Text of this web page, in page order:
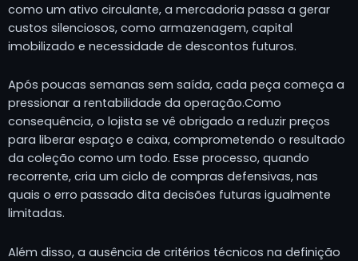
como um ativo circulante, a mercadoria passa a gerar
custos silenciosos, como armazenagem, capital
imobilizado e necessidade de descontos futuros.
Após poucas semanas sem saída, cada peça começa a
pressionar a rentabilidade da operação.Como
consequência, o lojista se vê obrigado a reduzir preços
para liberar espaço e caixa, comprometendo o resultado
da coleção como um todo. Esse processo, quando
recorrente, cria um ciclo de compras defensivas, nas
quais o erro passado dita decisões futuras igualmente
limitadas.
Além disso, a ausência de critérios técnicos na definição